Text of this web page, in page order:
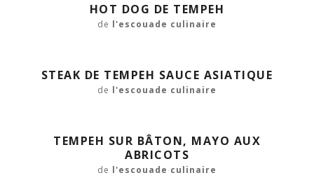
HOT DOG DE TEMPEH
de l'escouade culinaire
STEAK DE TEMPEH SAUCE ASIATIQUE
de l'escouade culinaire
TEMPEH SUR BÂTON, MAYO AUX
ABRICOTS
de l'escouade culinaire